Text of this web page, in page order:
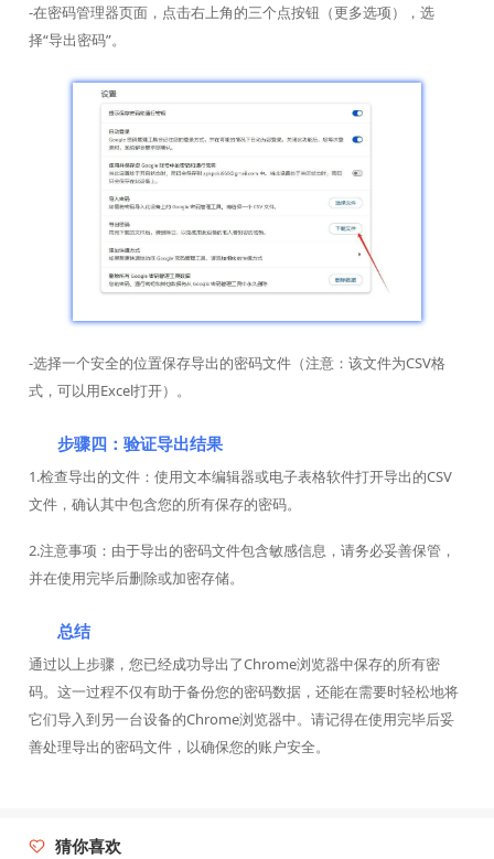
-在密码管理器页面，点击右上角的三个点按钮（更多选项），选
择“导出密码”。
-选择一个安全的位置保存导出的密码文件（注意：该文件为CSV格
式，可以用Excel打开）。
步骤四：验证导出结果
1.检查导出的文件：使用文本编辑器或电子表格软件打开导出的CSV
文件，确认其中包含您的所有保存的密码。
2.注意事项：由于导出的密码文件包含敏感信息，请务必妥善保管，
并在使用完毕后删除或加密存储。
总结
通过以上步骤，您已经成功导出了Chrome浏览器中保存的所有密
码。这一过程不仅有助于备份您的密码数据，还能在需要时轻松地将
它们导入到另一台设备的Chrome浏览器中。请记得在使用完毕后妥
善处理导出的密码文件，以确保您的账户安全。
猜你喜欢